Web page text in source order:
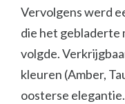
Vervolgens werd
die het gebladerte
volgde.
kleuren (Amber,
oosterse